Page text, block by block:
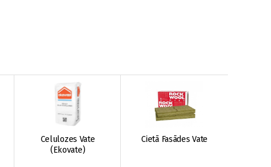
Celulozes Vate
(Ekovate)
Cietā Fasādes Vate